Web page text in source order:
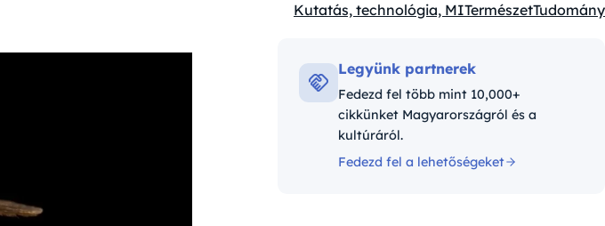
Kategóriák:
Kutatás, technológia, MITermészetTudomány
Legyünk partnerek
Fedezd fel több mint 10,000+
cikkünket Magyarországról és a
kultúráról.
Fedezd fel a lehetőségeket